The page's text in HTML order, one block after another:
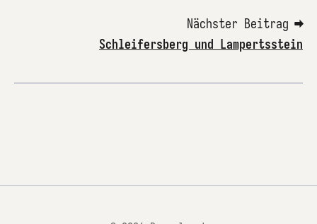
Nächster Beitrag ➡
Schleifersberg und Lampertsstein